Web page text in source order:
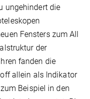
ungehindert die
Fensters zum All
der
fanden die
allein als Indikator
Beispiel in den